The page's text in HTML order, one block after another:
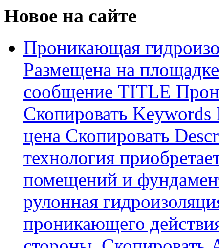
Новое на сайте
Проникающая
Размещена на
сообщение TITLE
Скопировать
цена Скопировать
технология
помещений и
рулонная
проникающего